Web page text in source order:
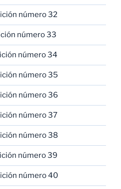
número 32
número 33
número 34
número 35
número 36
número 37
número 38
número 39
número 40